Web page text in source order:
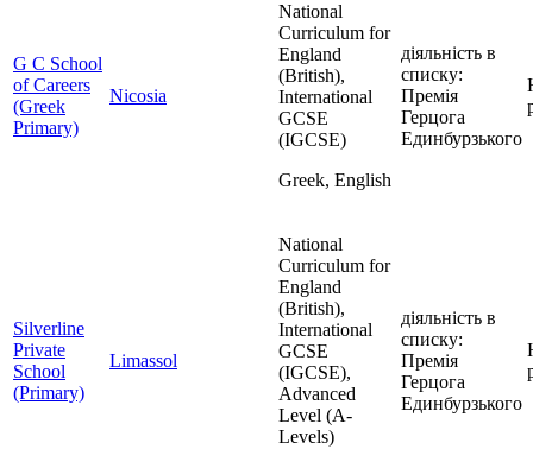
G C School
of Careers
(Greek
Primary)
Nicosia
National
Curriculum for
England
(British),
International
GCSE
(IGCSE)
Greek, English
діяльність в
списку:
Премія
Герцога
Единбурзького
Silverline
Private
School
(Primary)
Limassol
National
Curriculum for
England
(British),
International
GCSE
(IGCSE),
Advanced
Level (A-
Levels)
діяльність в
списку:
Премія
Герцога
Единбурзького